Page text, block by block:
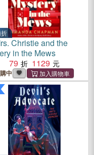
Christie and the
in the Mews
79
1129
中